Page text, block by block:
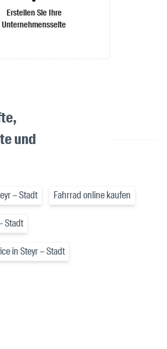
Erstellen Sie Ihre
Unternehmensseite
und
– Stadt Fahrrad online kaufen
Stadt
in Steyr – Stadt